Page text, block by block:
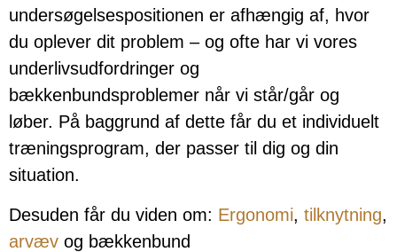
undersøgelsespositionen er afhængig af, hvor
du oplever dit problem – og ofte har vi vores
underlivsudfordringer og
bækkenbundsproblemer når vi står/går og
løber. På baggrund af dette får du et individuelt
træningsprogram, der passer til dig og din
situation.
Desuden får du viden om: Ergonomi, tilknytning,
arvæv og bækkenbund